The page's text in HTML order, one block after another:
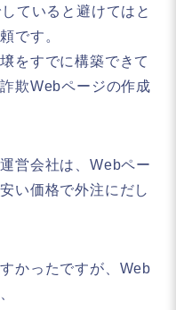
ていると避けてはと
です。
をすでに構築できて
欺Webページの作成
営会社は、Webペー
い価格で外注にだし
かったですが、Web